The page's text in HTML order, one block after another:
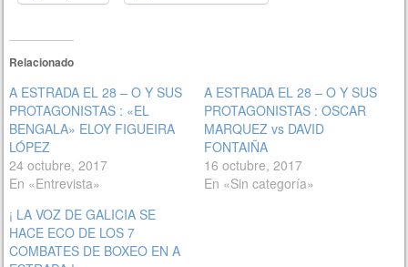
Relacionado
A ESTRADA EL 28 – O Y SUS
PROTAGONISTAS : «EL
BENGALA» ELOY FIGUEIRA
LÓPEZ
24 octubre, 2017
En «Entrevista»
A ESTRADA EL 28 – O Y SUS
PROTAGONISTAS : OSCAR
MARQUEZ vs DAVID
FONTAIÑA
16 octubre, 2017
En «Sin categoría»
¡ LA VOZ DE GALICIA SE
HACE ECO DE LOS 7
COMBATES DE BOXEO EN A